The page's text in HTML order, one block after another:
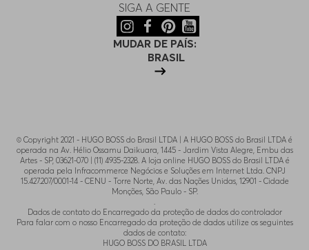
SIGA A GENTE
MUDAR DE PAÍS:
BRASIL
© Copyright 2021 - HUGO BOSS do Brasil LTDA | A HUGO BOSS do Brasil LTDA é
operada na Av. Hélio Ossamu Daikuara, 1445 - Jardim Vista Alegre, Embu das
Artes - SP, 03621-070 | (11) 4935-2328. A loja online HUGO BOSS do Brasil LTDA é
operada pela Infracommerce Negócios e Soluções em Internet Ltda. CNPJ
15.427.207/0001-14 - CENU - Torre Norte, Av. das Nações Unidas, 12901 - Cidade
Monções, São Paulo - SP.
.
Dados de contato do Encarregado da proteção de dados do controlador
Para falar com o nosso Encarregado da proteção de dados utilize os seguintes
dados de contato:
HUGO BOSS DO BRASIL LTDA